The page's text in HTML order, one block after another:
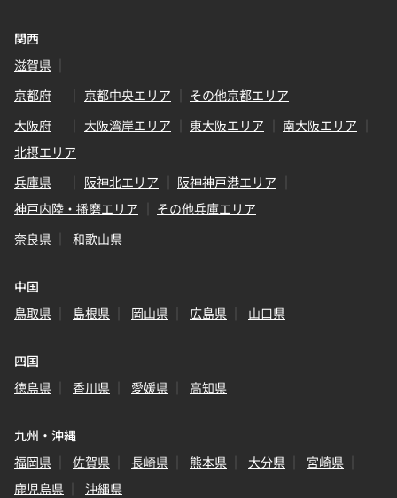
関西
滋賀県
京都府
京都中央エリア
その他京都エリア
大阪府
大阪湾岸エリア 東大阪エリア
南大阪エリア
北摂エリア
兵庫県
阪神北エリア
阪神神戸港エリア
神戸内陸・播磨エリア
その他兵庫エリア
奈良県
和歌山県
中国
鳥取県
島根県 岡山県 広島県 山口県
四国
徳島県
香川県 愛媛県 高知県
九州・沖縄
福岡県
佐賀県 長崎県 熊本県 大分県
宮崎県
鹿児島県
沖縄県